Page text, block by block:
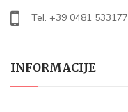
Tel. +39 0481 533177
INFORMACIJE